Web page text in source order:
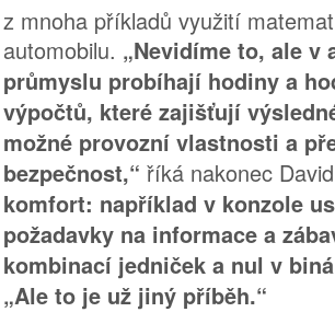
z mnoha příkladů využití
automobilu. „Nevidíme to, ale v
průmyslu probíhají hodiny a
výpočtů, které zajišťují
možné provozní vlastnosti a
bezpečnost,“ říká nakonec
komfort: například v konzole
požadavky na informace a
kombinací jedniček a nul v
„Ale to je už jiný příběh.“